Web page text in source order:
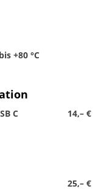
+80 °C
14,– €
C
25,– €